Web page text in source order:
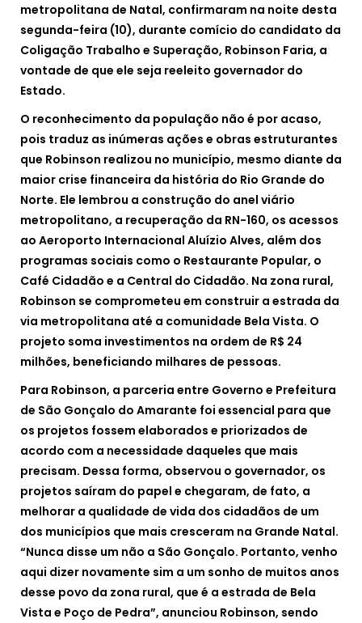
metropolitana de Natal, confirmaram na noite desta
segunda-feira (10), durante comício do candidato da
Coligação Trabalho e Superação, Robinson Faria, a
vontade de que ele seja reeleito governador do
Estado.
O reconhecimento da população não é por acaso,
pois traduz as inúmeras ações e obras estruturantes
que Robinson realizou no município, mesmo diante da
maior crise financeira da história do Rio Grande do
Norte. Ele lembrou a construção do anel viário
metropolitano, a recuperação da RN-160, os acessos
ao Aeroporto Internacional Aluízio Alves, além dos
programas sociais como o Restaurante Popular, o
Café Cidadão e a Central do Cidadão. Na zona rural,
Robinson se comprometeu em construir a estrada da
via metropolitana até a comunidade Bela Vista. O
projeto soma investimentos na ordem de R$ 24
milhões, beneficiando milhares de pessoas.
Para Robinson, a parceria entre Governo e Prefeitura
de São Gonçalo do Amarante foi essencial para que
os projetos fossem elaborados e priorizados de
acordo com a necessidade daqueles que mais
precisam. Dessa forma, observou o governador, os
projetos saíram do papel e chegaram, de fato, a
melhorar a qualidade de vida dos cidadãos de um
dos municípios que mais cresceram na Grande Natal.
“Nunca disse um não a São Gonçalo. Portanto, venho
aqui dizer novamente sim a um sonho de muitos anos
desse povo da zona rural, que é a estrada de Bela
Vista e Poço de Pedra”, anunciou Robinson, sendo